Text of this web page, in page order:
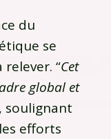
du
se
“Cet
global et
soulignant
efforts